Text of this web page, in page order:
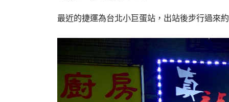
最近的捷運為台北小巨蛋站，出站後步行過來